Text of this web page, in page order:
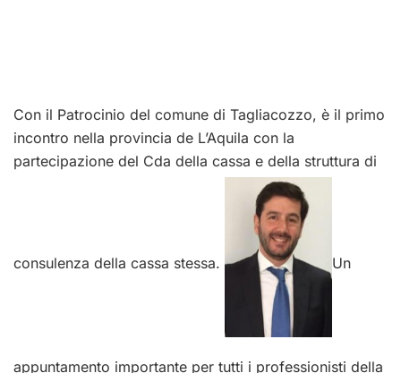
Con il Patrocinio del comune di Tagliacozzo, è il primo
incontro nella provincia de L’Aquila con la
partecipazione del Cda della cassa e della struttura di
consulenza della cassa stessa. Un
appuntamento importante per tutti i professionisti della